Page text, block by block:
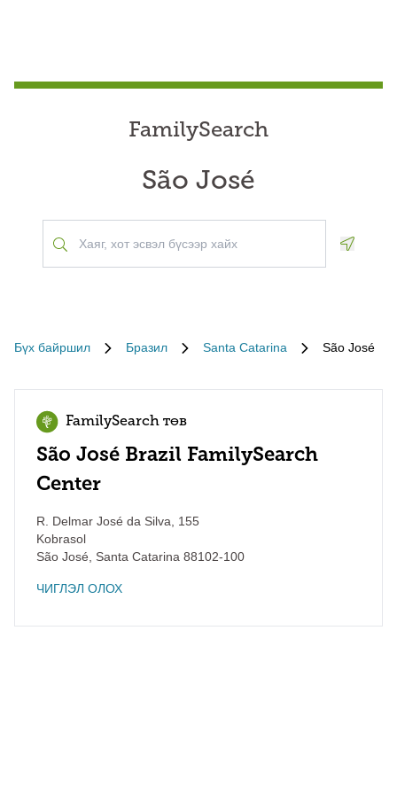
FamilySearch
São José
Бүх байршил Бразил Santa Catarina São José
FamilySearch төв
São José Brazil FamilySearch
Center
R. Delmar José da Silva, 155
Kobrasol
São José
Santa Catarina 88102-100
ЧИГЛЭЛ ОЛОХ